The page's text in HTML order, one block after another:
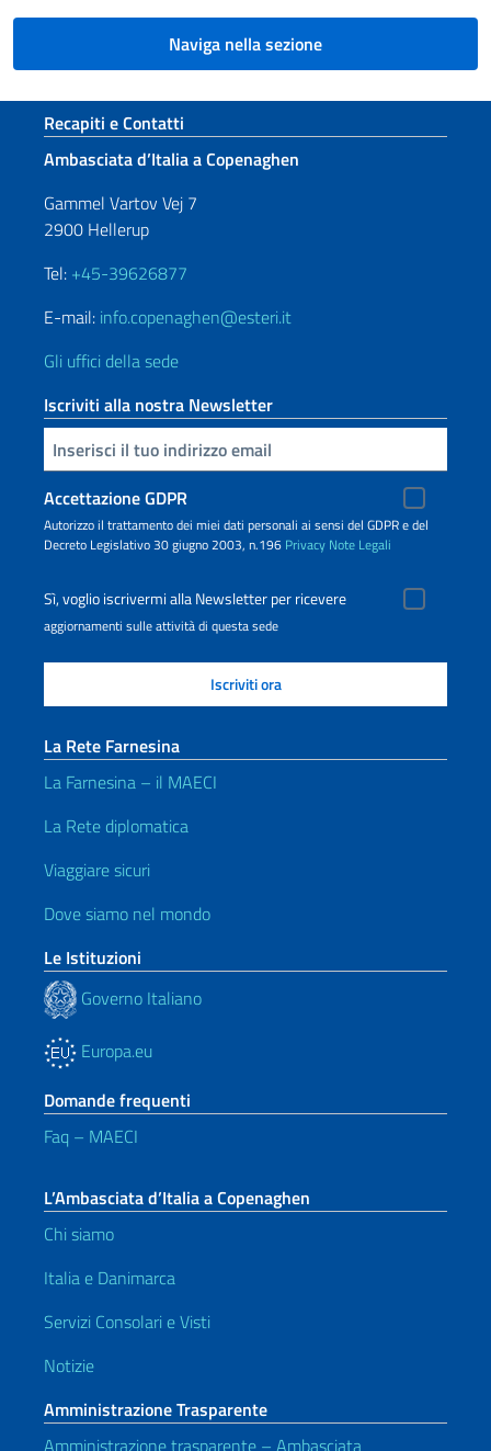
Naviga nella sezione
Sezione footer
Recapiti e Contatti
Ambasciata d’Italia a Copenaghen
Gammel Vartov Vej 7
2900 Hellerup
Tel: +45-39626877
E-mail: info.copenaghen@esteri.it
Gli uffici della sede
Iscriviti alla nostra Newsletter
Inserisci la tua email
Accettazione GDPR
Autorizzo il trattamento dei miei dati personali ai sensi del GDPR e del
Decreto Legislativo 30 giugno 2003, n.196 Privacy Note Legali
Sì, voglio iscrivermi alla Newsletter per ricevere
aggiornamenti sulle attività di questa sede
La Rete Farnesina
La Farnesina – il MAECI
La Rete diplomatica
Viaggiare sicuri
Dove siamo nel mondo
Le Istituzioni
Governo Italiano
Europa.eu
Domande frequenti
Faq – MAECI
L’Ambasciata d’Italia a Copenaghen
Chi siamo
Italia e Danimarca
Servizi Consolari e Visti
Notizie
Amministrazione Trasparente
Amministrazione trasparente – Ambasciata